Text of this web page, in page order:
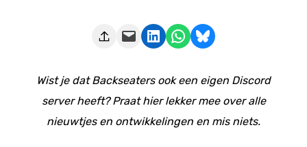
Deze pagina e-mailen Delen op LinkedIn Delen via WhatsApp Share on Bluesky
Wist je dat Backseaters ook een eigen Discord
server heeft? Praat hier lekker mee over alle
nieuwtjes en ontwikkelingen en mis niets.